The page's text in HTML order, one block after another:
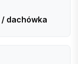
dachówka